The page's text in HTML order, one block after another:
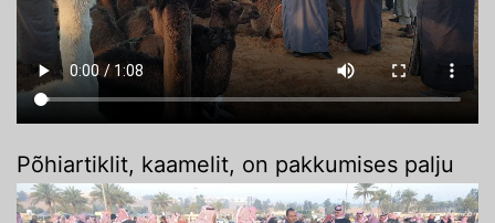
Põhiartiklit, kaamelit, on pakkumises palju